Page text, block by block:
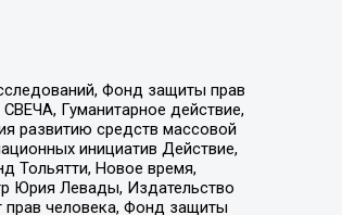
Фонд защиты прав
Гуманитарное действие,
развитию средств массовой
инициатив Действие,
Тольятти, Новое время,
Юрия Левады, Издательство
прав человека, Фонд защиты